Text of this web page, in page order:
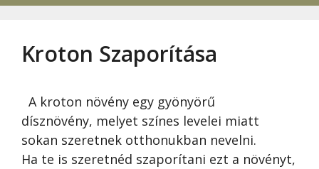
Kroton Szaporítása
A kroton növény egy gyönyörű
dísznövény, melyet színes levelei miatt
sokan szeretnek otthonukban nevelni.
Ha te is szeretnéd szaporítani ezt a növényt,